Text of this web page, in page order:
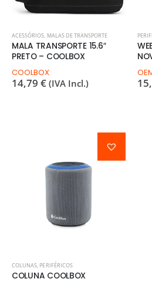
ACESSÓRIOS, MALAS DE TRANSPORTE
MALA TRANSPORTE 15.6″
PRETO – COOLBOX
COOLBOX
14,79 € (IVA Incl.)
COLUNAS, PERIFÉRICOS
COLUNA COOLBOX